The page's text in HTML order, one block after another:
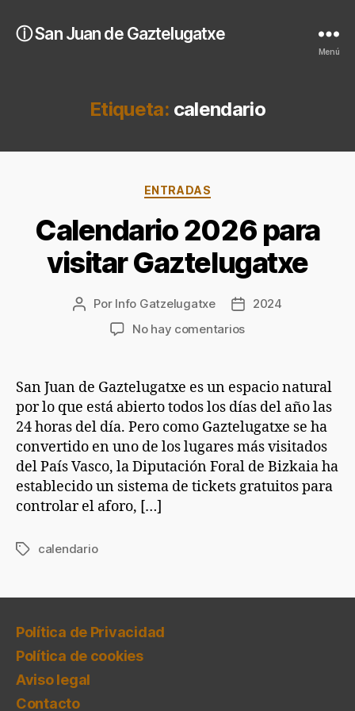
ⓘ San Juan de Gaztelugatxe
Menú
Etiqueta: calendario
Categorías
ENTRADAS
Calendario 2026 para
visitar Gaztelugatxe
Autor
Por Info Gatzelugatxe
Fecha
2024
No hay comentariosen
para
visitar
Gaztelugatxe
San Juan de Gaztelugatxe es un espacio natural
por lo que está abierto todos los días del año las
24 horas del día. Pero como Gaztelugatxe se ha
convertido en uno de los lugares más visitados
del País Vasco, la Diputación Foral de Bizkaia ha
establecido un sistema de tickets gratuitos para
controlar el aforo, […]
Etiquetas
calendario
Política de Privacidad
Política de cookies
Aviso legal
Contacto